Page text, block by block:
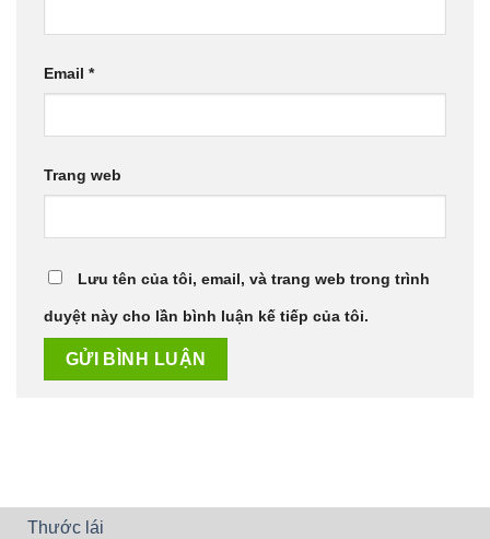
Email *
Trang web
Lưu tên của tôi, email, và trang web trong trình
duyệt này cho lần bình luận kế tiếp của tôi.
Thước lái